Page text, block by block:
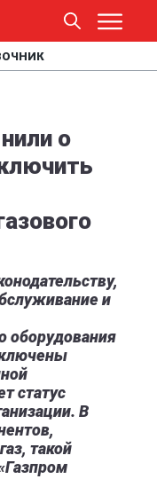
о
и
оборудования
статус
В
такой